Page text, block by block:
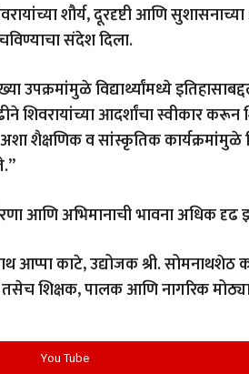
शौर्य, दूरदृष्टी आणि
संदेश दिला.
उपक्रमांमुळे विद्यार्थ्यांमध्ये
शिवरायांच्या आदर्शांचा स्वीकार करून
शैक्षणिक व सांस्कृतिक कार्यक्रमांमुळे
आणि अभिमानाची भावना अधिक दृढ
आप्पा काटे, उद्योजक श्री. सोमनाथशेठ
तसेच शिक्षक, पालक आणि नागरिक
You Tube